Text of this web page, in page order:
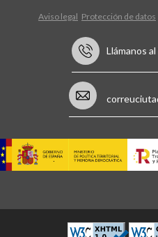
Aviso legal Protección de datos
Llámanos